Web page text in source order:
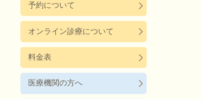
予約について
オンライン診療について
料金表
医療機関の方へ